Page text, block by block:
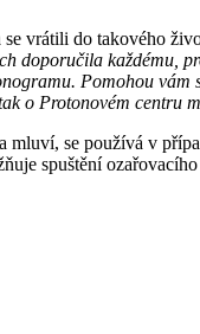
vrátili do takového
doporučila každému,
Pomohou vám
o Protonovém
se používá v
spuštění